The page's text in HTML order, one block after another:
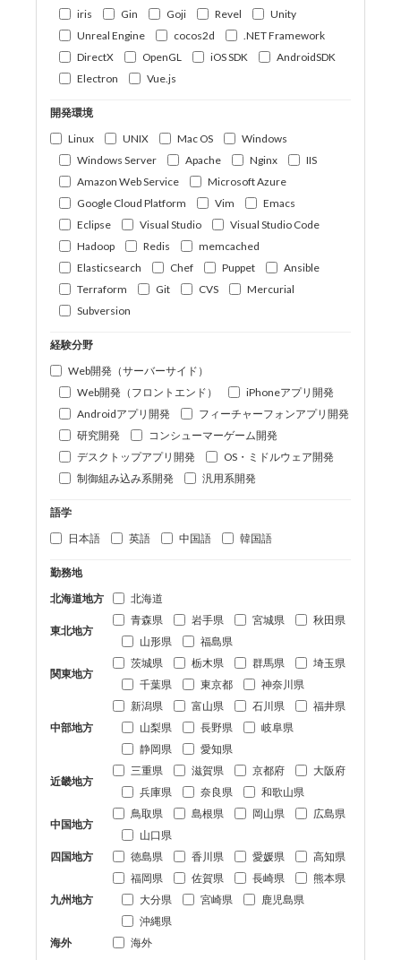
iris
Gin Goji Revel
Unity
Unreal Engine
cocos2d
.NET Framework
DirectX
OpenGL iOS SDK
AndroidSDK
Electron
Vue.js
開発環境
Linux
UNIX Mac OS
Windows
Windows Server
Apache Nginx
IIS
Amazon Web Service
Microsoft Azure
Google Cloud Platform
Vim
Emacs
Eclipse
Visual Studio
Visual Studio Code
Hadoop
Redis
memcached
Elasticsearch
Chef Puppet
Ansible
Terraform
Git CVS
Mercurial
Subversion
経験分野
Web開発（サーバーサイド）
Web開発（フロントエンド）
iPhoneアプリ開発
Androidアプリ開発
フィーチャーフォンアプリ開発
研究開発
コンシューマーゲーム開発
デスクトップアプリ開発
OS・ミドルウェア開発
制御組み込み系開発
汎用系開発
語学
日本語
英語 中国語 韓国語
勤務地
北海道地方
北海道
東北地方
青森県 岩手県 宮城県
秋田県
山形県
福島県
関東地方
茨城県 栃木県 群馬県
埼玉県
千葉県
東京都 神奈川県
中部地方
新潟県 富山県 石川県
福井県
山梨県
長野県
岐阜県
静岡県
愛知県
近畿地方
三重県 滋賀県 京都府
大阪府
兵庫県
奈良県 和歌山県
中国地方
鳥取県 島根県 岡山県
広島県
山口県
四国地方
徳島県 香川県 愛媛県 高知県
九州地方
福岡県 佐賀県 長崎県
熊本県
大分県
宮崎県
鹿児島県
沖縄県
海外
海外